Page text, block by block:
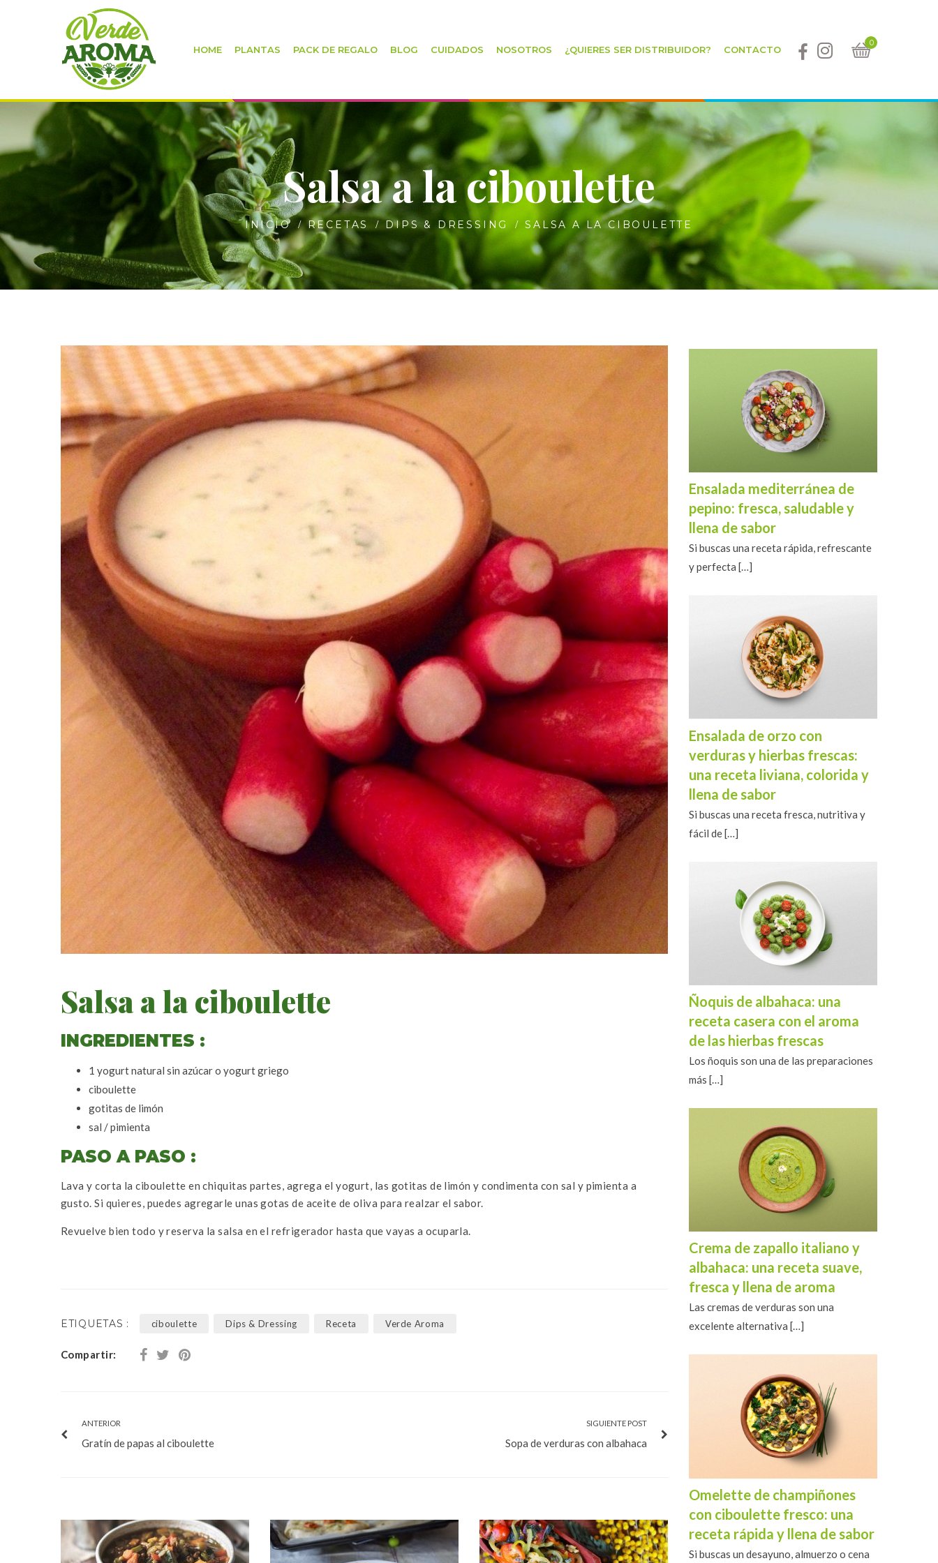
HOME PLANTAS PACK DE REGALO BLOG CUIDADOS NOSOTROS ¿QUIERES SER DISTRIBUIDOR? CONTACTO
0
Salsa a la ciboulette
INICIO RECETAS DIPS & DRESSING SALSA A LA CIBOULETTE
Salsa a la ciboulette
INGREDIENTES :
1 yogurt natural sin azúcar o yogurt griego
ciboulette
gotitas de limón
sal / pimienta
PASO A PASO :
Lava y corta la ciboulette en chiquitas partes, agrega el yogurt, las gotitas de limón y condimenta con sal y pimienta a
gusto. Si quieres, puedes agregarle unas gotas de aceite de oliva para realzar el sabor.
Revuelve bien todo y reserva la salsa en el refrigerador hasta que vayas a ocuparla.
ETIQUETAS : ciboulette Dips & Dressing Receta Verde Aroma
Compartir:
ANTERIOR
Gratín de papas al ciboulette
SIGUIENTE POST
Sopa de verduras con albahaca
Ensalada mediterránea de
pepino: fresca, saludable y
llena de sabor
Si buscas una receta rápida, refrescante
y perfecta […]
Ensalada de orzo con
verduras y hierbas frescas:
una receta liviana, colorida y
llena de sabor
Si buscas una receta fresca, nutritiva y
fácil de[…]
Ñoquis de albahaca: una
receta casera con el aroma
de las hierbas frescas
Los ñoquis son una de las preparaciones
más […]
Crema de zapallo italiano y
albahaca: una receta suave,
fresca y llena de aroma
Las cremas de verduras son una
excelente alternativa […]
Omelette de champiñones
con ciboulette fresco: una
receta rápida y llena de sabor
Si buscas un desayuno, almuerzo o cena